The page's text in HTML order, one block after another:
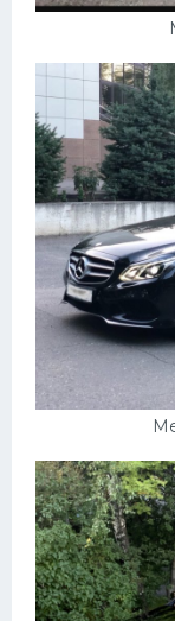
Мотоциклы
Ямаха
Додж
Ява
Эмблемы
Спецтехника